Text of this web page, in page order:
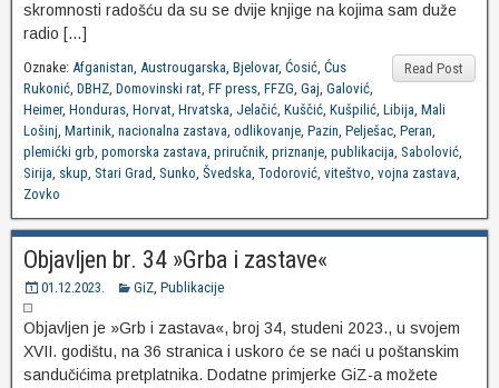
skromnosti radošću da su se dvije knjige na kojima sam duže
radio […]
Read Post
Oznake: Afganistan, Austrougarska, Bjelovar, Ćosić, Ćus
Rukonić, DBHZ, Domovinski rat, FF press, FFZG, Gaj, Galović,
Heimer, Honduras, Horvat, Hrvatska, Jelačić, Kuščić, Kušpilić, Libija, Mali
Lošinj, Martinik, nacionalna zastava, odlikovanje, Pazin, Pelješac, Peran,
plemićki grb, pomorska zastava, priručnik, priznanje, publikacija, Sabolović,
Sirija, skup, Stari Grad, Sunko, Švedska, Todorović, viteštvo, vojna zastava,
Zovko
Objavljen br. 34 »Grba i zastave«
01.12.2023. GiZ, Publikacije
Objavljen je »Grb i zastava«, broj 34, studeni 2023., u svojem
XVII. godištu, na 36 stranica i uskoro će se naći u poštanskim
sandučićima pretplatnika. Dodatne primjerke GiZ-a možete